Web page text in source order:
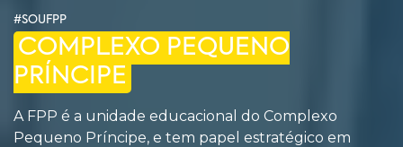
#SOUFPP
COMPLEXO PEQUENO
PRÍNCIPE
A FPP é a unidade educacional do Complexo
Pequeno Príncipe, e tem papel estratégico em